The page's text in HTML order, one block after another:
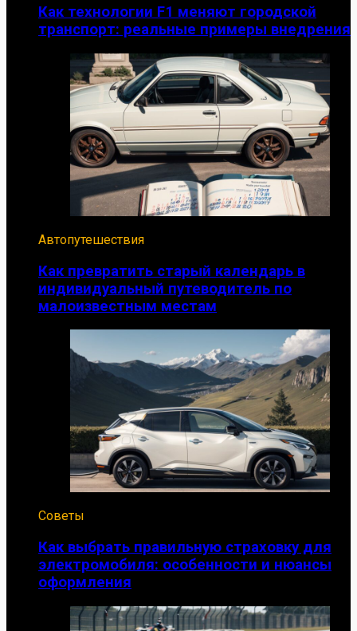
Как технологии F1 меняют городской
транспорт: реальные примеры внедрения
Автопутешествия
Как превратить старый календарь в
индивидуальный путеводитель по
малоизвестным местам
Советы
Как выбрать правильную страховку для
электромобиля: особенности и нюансы
оформления